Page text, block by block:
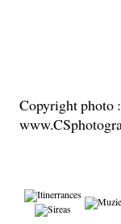
Copyright photo